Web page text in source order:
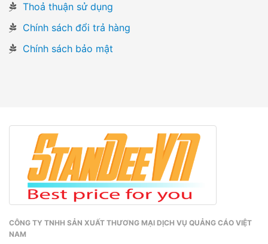
Thoả thuận sử dụng
Chính sách đổi trả hàng
Chính sách bảo mật
CÔNG TY TNHH SẢN XUẤT THƯƠNG MẠI DỊCH VỤ QUẢNG CÁO VIỆT
NAM